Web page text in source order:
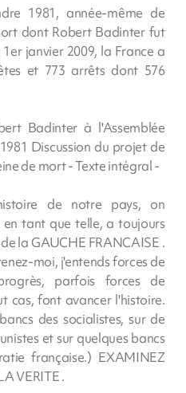
1981, année-même de
dont Robert Badinter fut
janvier 2009, la France a
et 773 arrêts dont 576
Badinter à l'Assemblée
Discussion du projet de
de mort - Texte intégral -
de notre pays, on
tant que telle, a toujours
la GAUCHE FRANCAISE .
moi, j'entends forces de
parfois forces de
cas, font avancer l'histoire.
des socialistes, sur de
et sur quelques bancs
française.) EXAMINEZ
VERITE .